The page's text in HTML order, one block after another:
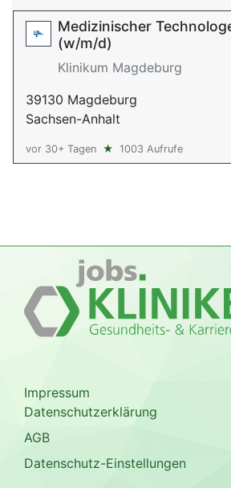
Medizinischer
(w/m/d)
Klinikum Magdeburg
39130 Magdeburg
Sachsen-Anhalt
vor 30+ Tagen ★ 1003 Aufrufe
Impressum
Datenschutzerklärung
AGB
Datenschutz-Einstellungen